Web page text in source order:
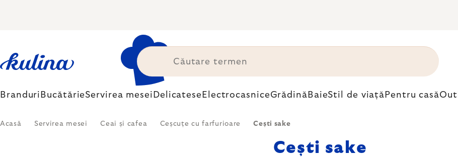
Branduri BucătărieServirea mesei Delicatese ElectrocasniceGrădină BaieStil de viață Pentru casă
Acasă Servirea mesei Ceai și cafea Ceșcuțe cu farfurioare Cești sake
Cești sake